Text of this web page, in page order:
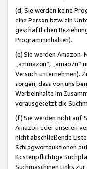
(d) Sie werden keine
eine Person bzw. ein
geschäftlichen
Programminhalten).
(e) Sie werden Amazon-
„ammazon“,
Versuch unternehmen).
sorgen, dass von uns
Werbeinhalte im
vorausgesetzt die
(f) Sie werden nicht auf
Amazon oder unseren
nicht abschließende
Schlagwortauktionen
Kostenpflichtige
Suchmaschinen Links